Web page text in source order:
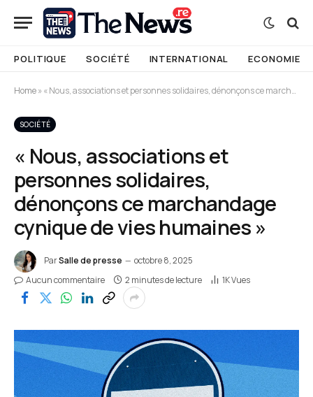
POLITIQUE SOCIÉTÉ INTERNATIONAL ECONOMIE
Home»« Nous, associations et personnes solidaires, dénonçons ce marchandage cynique de vies humaines »
SOCIÉTÉ
« Nous, associations et
personnes solidaires,
dénonçons ce marchandage
cynique de vies humaines »
ParSalle de presse
octobre 8, 2025
Aucun commentaire
2 minutes de lecture 1KVues